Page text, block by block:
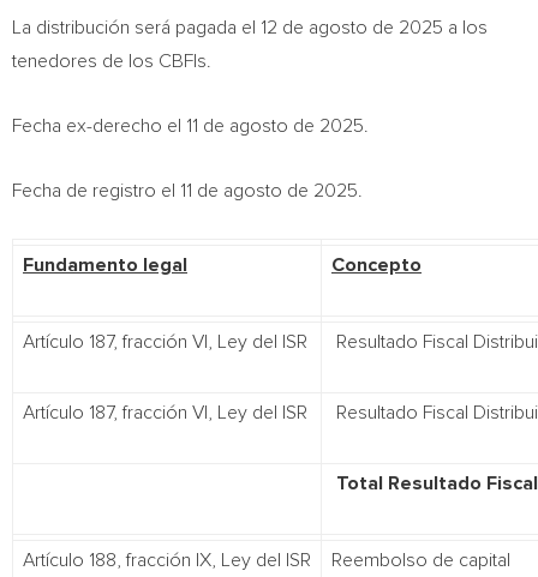
La distribución será pagada el 12 de agosto de 2025 a los
tenedores de los CBFIs.
Fecha ex-derecho el 11 de agosto de 2025.
Fecha de registro el 11 de agosto de 2025.
Fundamento legal Concepto
Artículo 187, fracción VI, Ley del ISR Resultado Fiscal
Artículo 187, fracción VI, Ley del ISR Resultado Fiscal
Total Resultado
Artículo 188, fracción IX, Ley del ISR Reembolso de capital